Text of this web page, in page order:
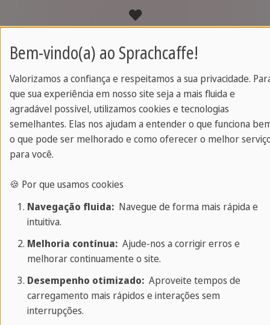
Pacote flexível
Adaptado às necessidades dos estudantes.
Professores qualificados
Todos os professores tem um nível nativo no
Certificado de conclusão
Ao final do curso você receberá um certificado da
Sprachcaffe.
Bem-vindo(a) ao Sprachcaffe!
Valorizamos a confiança e respeitamos a sua privacidade.
que sua experiência em nosso site seja a mais fluida e
agradável possível, utilizamos cookies e tecnologias
semelhantes. Elas nos ajudam a entender o que funciona
o que pode ser melhorado e como oferecer o melhor
para você.
🍪 Por que usamos cookies
Navegação fluida:Navegue de forma mais rápida e
intuitiva.
Melhoria contínua:Ajude-nos a corrigir erros e
melhorar continuamente o site.
Desempenho otimizado:Aproveite tempos de
carregamento mais rápidos e interações sem
interrupções.